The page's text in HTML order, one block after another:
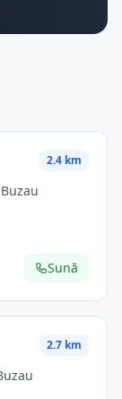
2.4 km
Sună
2.7 km